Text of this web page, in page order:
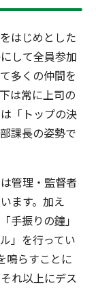
はじめとした
して全員参加
多くの仲間を
は常に上司の
「トップの決
課長の姿勢で
管理・監督者
ます。加え
手振りの鐘」
」を行ってい
鳴らすことに
れ以上にデス